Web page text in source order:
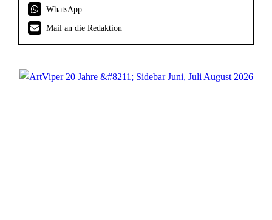
WhatsApp
Mail an die Redaktion